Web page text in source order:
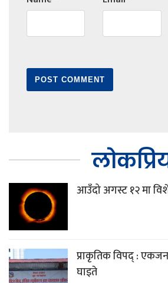
आउँदो अगस्ट १२ मा
प्राकृतिक विपद् :
घाइते